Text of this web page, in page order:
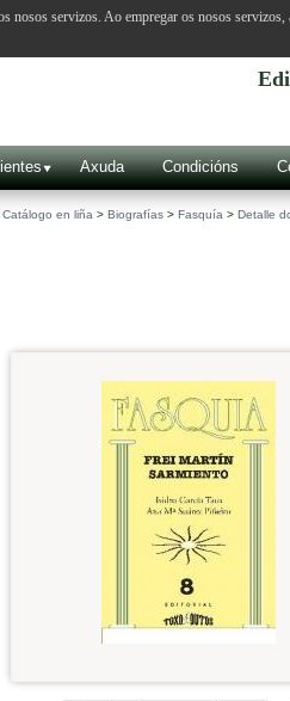
Axuda Condicións
Catálogo en liña > Biografías > Fasquía > Detalle
nosos servizos. Ao empregar os nosos servizos,